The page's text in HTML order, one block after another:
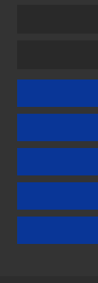
Embaladora de
Embaladora de
Embaladora de
Embaladora de
Embaladora de
Embaladora de
Embaladora de